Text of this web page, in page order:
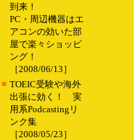
到来！
PC・周辺機器はエ
アコンの効いた部
屋で楽々ショッピ
ング！
［2008/06/13］
■ TOEIC受験や海外
出張に効く！ 実
用系Podcastingリ
ンク集
［2008/05/23］